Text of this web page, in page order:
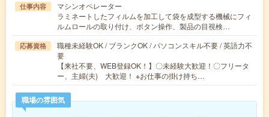
仕事内容
マシンオペレーター
ラミネートしたフィルムを加工して袋を成型する機械にフィ
ルムロールの取り付け、ボタン操作、製品の目視検…
応募資格
職種未経験OK / ブランクOK / パソコンスキル不要 / 英語力不
要
【来社不要、WEB登録OK！】〇未経験大歓迎！〇フリータ
ー、主婦(夫) 大歓迎！ ※お仕事の掛け持ち…
職場の雰囲気